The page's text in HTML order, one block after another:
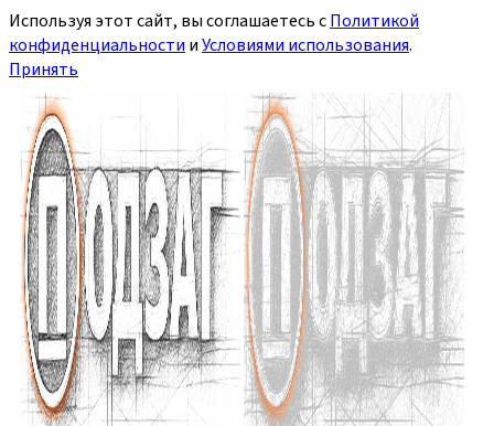
Используя этот сайт, вы соглашаетесь сПолитикой
конфиденциальности иУсловиями использования.
Принять